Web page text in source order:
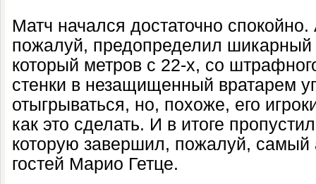
Матч начался достаточно
пожалуй, предопределил шикарный
который метров с 22-х, со
стенки в незащищенный вратарем
отыгрываться, но, похоже, его
как это сделать. И в итоге
которую завершил, пожалуй, самый
гостей Марио Гетце.